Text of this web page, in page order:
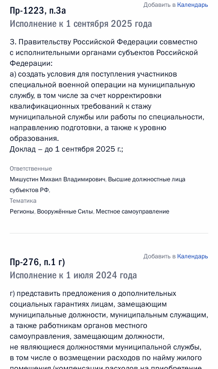
Пр-1223, п.3а
Исполнение к 1 сентября 2025 года
Добавить в Календарь
3. Правительству Российской Федерации совместно
с исполнительными органами субъектов Российской
Федерации:
а) создать условия для поступления участников
специальной военной операции на муниципальную
службу, в том числе за счет корректировки
квалификационных требований к стажу
муниципальной службы или работы по специальности,
направлению подготовки, а также к уровню
образования.
Доклад – до 1 сентября 2025 г.;
Ответственные
Мишустин Михаил Владимирович, Высшие должностные лица
субъектов РФ,
Тематика
Регионы, Вооружённые Силы, Местное самоуправление
Пр-276, п.1 г)
Исполнение к 1 июля 2024 года
Добавить в Календарь
г) представить предложения о дополнительных
социальных гарантиях лицам, замещающим
муниципальные должности, муниципальным служащим,
а также работникам органов местного
самоуправления, замещающим должности,
не являющиеся должностями муниципальной службы,
в том числе о возмещении расходов по найму жилого